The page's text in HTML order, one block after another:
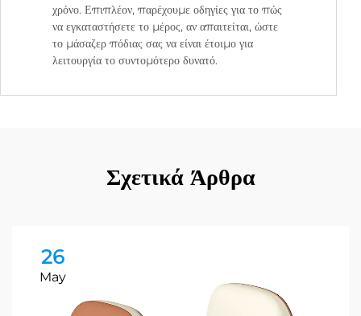
χρόνο. Επιπλέον, παρέχουμε οδηγίες για το πώς
να εγκαταστήσετε το μέρος, αν απαιτείται, ώστε
το μάσαζερ πόδιας σας να είναι έτοιμο για
λειτουργία το συντομότερο δυνατό.
Σχετικά Άρθρα
26
May